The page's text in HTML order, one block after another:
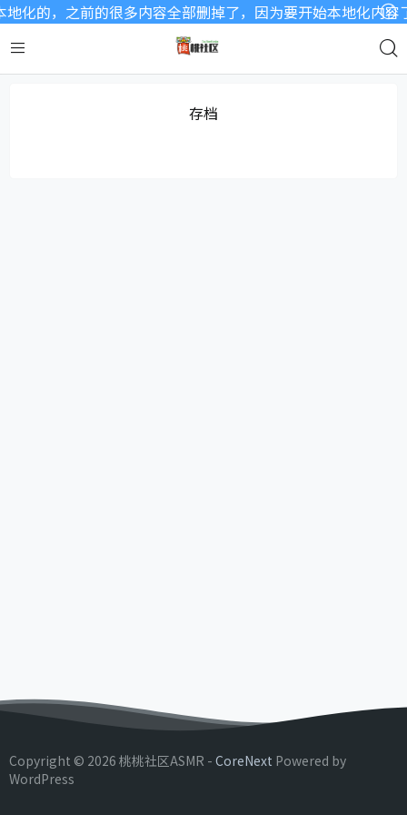
化的，之前的很多内容全部删掉了，因为要开始本地化内
存档
Copyright © 2026 桃桃社区ASMR - CoreNext Powered by
WordPress